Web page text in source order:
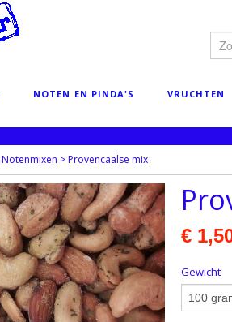
NOTEN EN PINDA'S VRUCHTEN
Notenmixen >Provencaalse mix
€
Gewicht